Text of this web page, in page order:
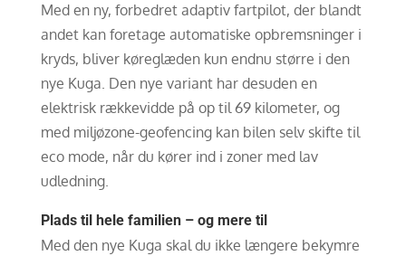
Med en ny, forbedret adaptiv fartpilot, der blandt
andet kan foretage automatiske opbremsninger i
kryds, bliver køreglæden kun endnu større i den
nye Kuga. Den nye variant har desuden en
elektrisk rækkevidde på op til 69 kilometer, og
med miljøzone-geofencing kan bilen selv skifte til
eco mode, når du kører ind i zoner med lav
udledning.
Plads til hele familien – og mere til
Med den nye Kuga skal du ikke længere bekymre